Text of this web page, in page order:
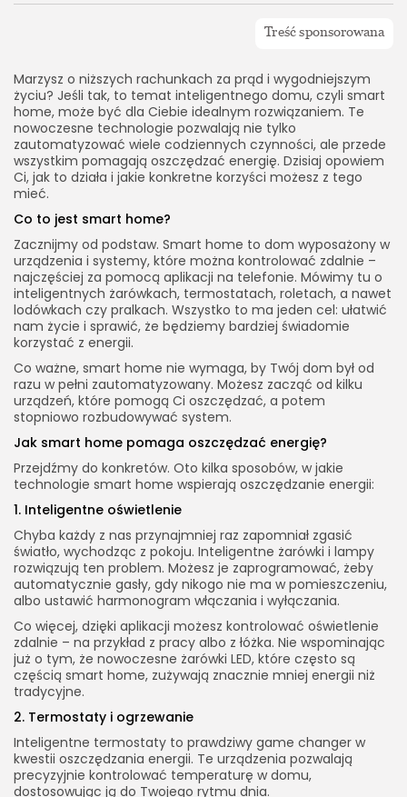
Marzysz o niższych rachunkach za prąd i wygodniejszym
życiu? Jeśli tak, to temat inteligentnego domu, czyli smart
home, może być dla Ciebie idealnym rozwiązaniem. Te
nowoczesne technologie pozwalają nie tylko
zautomatyzować wiele codziennych czynności, ale przede
wszystkim pomagają oszczędzać energię. Dzisiaj opowiem
Ci, jak to działa i jakie konkretne korzyści możesz z tego
mieć.
Co to jest smart home?
Zacznijmy od podstaw. Smart home to dom wyposażony w
urządzenia i systemy, które można kontrolować zdalnie –
najczęściej za pomocą aplikacji na telefonie. Mówimy tu o
inteligentnych żarówkach, termostatach, roletach, a nawet
lodówkach czy pralkach. Wszystko to ma jeden cel: ułatwić
nam życie i sprawić, że będziemy bardziej świadomie
korzystać z energii.
Co ważne, smart home nie wymaga, by Twój dom był od
razu w pełni zautomatyzowany. Możesz zacząć od kilku
urządzeń, które pomogą Ci oszczędzać, a potem
stopniowo rozbudowywać system.
Jak smart home pomaga oszczędzać energię?
Przejdźmy do konkretów. Oto kilka sposobów, w jakie
technologie smart home wspierają oszczędzanie energii:
1. Inteligentne oświetlenie
Chyba każdy z nas przynajmniej raz zapomniał zgasić
światło, wychodząc z pokoju. Inteligentne żarówki i lampy
rozwiązują ten problem. Możesz je zaprogramować, żeby
automatycznie gasły, gdy nikogo nie ma w pomieszczeniu,
albo ustawić harmonogram włączania i wyłączania.
Co więcej, dzięki aplikacji możesz kontrolować oświetlenie
zdalnie – na przykład z pracy albo z łóżka. Nie wspominając
już o tym, że nowoczesne żarówki LED, które często są
częścią smart home, zużywają znacznie mniej energii niż
tradycyjne.
2. Termostaty i ogrzewanie
Inteligentne termostaty to prawdziwy game changer w
kwestii oszczędzania energii. Te urządzenia pozwalają
precyzyjnie kontrolować temperaturę w domu,
dostosowując ją do Twojego rytmu dnia.